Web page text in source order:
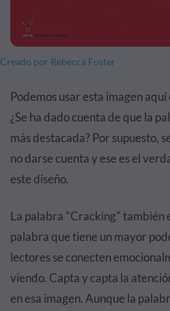
Creado por Rebecca Foster
Podemos usar esta imagen
¿Se ha dado cuenta de que la
más destacada? Por supuesto,
no darse cuenta y ese es el
este diseño.
La palabra "Cracking" también
palabra que tiene un mayor
lectores se conecten
viendo. Capta y capta la
en esa imagen. Aunque la